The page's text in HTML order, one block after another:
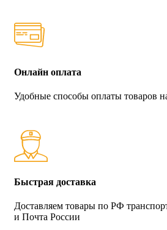
Онлайн оплата
Удобные способы оплаты товаров
Быстрая доставка
Доставляем товары по РФ
и Почта России